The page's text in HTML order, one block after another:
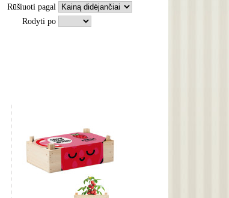
Rūšiuoti pagal
Rodyti po